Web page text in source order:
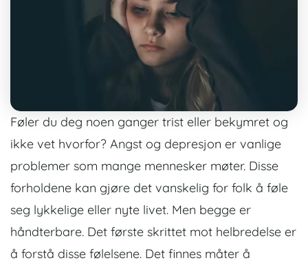
Føler du deg noen ganger trist eller bekymret og
ikke vet hvorfor? Angst og depresjon er vanlige
problemer som mange mennesker møter. Disse
forholdene kan gjøre det vanskelig for folk å føle
seg lykkelige eller nyte livet. Men begge er
håndterbare. Det første skrittet mot helbredelse er
å forstå disse følelsene. Det finnes måter å